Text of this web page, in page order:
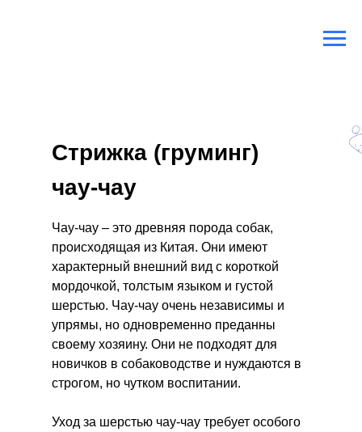
Стрижка (груминг)
чау-чау
Чау-чау – это древняя порода собак,
происходящая из Китая. Они имеют
характерный внешний вид с короткой
мордочкой, толстым языком и густой
шерстью. Чау-чау очень независимы и
упрямы, но одновременно преданны
своему хозяину. Они не подходят для
новичков в собаководстве и нуждаются в
строгом, но чутком воспитании.
Уход за шерстью чау-чау требует особого